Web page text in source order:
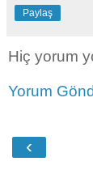
Paylaş
Hiç yorum
Yorum
‹